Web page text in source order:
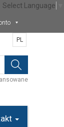
PL
Select Language